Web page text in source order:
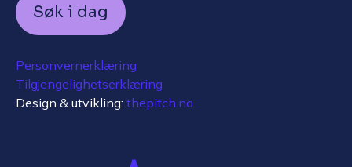
Søk i dag
Personvernerklæring
Tilgjengelighetserklæring
Design & utvikling: thepitch.no